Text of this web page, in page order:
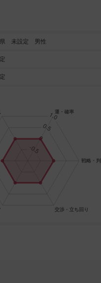
県 未設定 男性
定